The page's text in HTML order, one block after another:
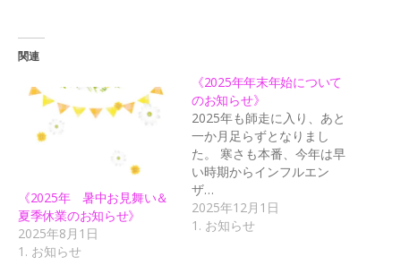
関連
《2025年 暑中お見舞い＆
夏季休業のお知らせ》
2025年8月1日
1. お知らせ
《2025年年末年始について
のお知らせ》
2025年も師走に入り、あと
一か月足らずとなりまし
た。 寒さも本番、今年は早
い時期からインフルエン
ザ…
2025年12月1日
1. お知らせ